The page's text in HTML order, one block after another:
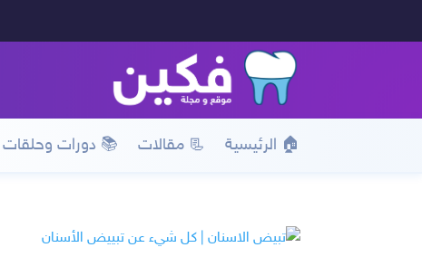
🏠 الرئيسية 📃 مقالات 📚 دورات وحلقات